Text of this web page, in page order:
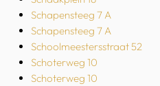
Schapensteeg 7 A
Schapensteeg 7 A
Schoolmeestersstraat 52
Schoterweg 10
Schoterweg 10